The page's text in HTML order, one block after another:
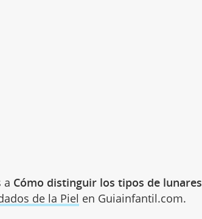
a Cómo distinguir los tipos de lunares
de la Piel en Guiainfantil.com.